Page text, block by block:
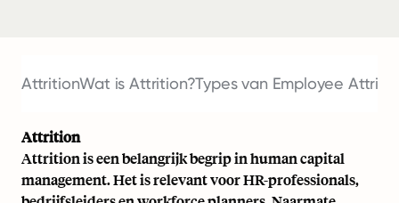
AttritionWat is Attrition?Types van Employee
Attrition
Attrition is een belangrijk begrip in human capital
management. Het is relevant voor HR-professionals,